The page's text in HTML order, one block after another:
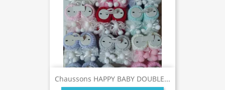
Chaussons HAPPY BABY DOUBLE...